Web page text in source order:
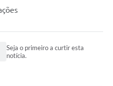
Seja o primeiro a curtir esta
notícia.